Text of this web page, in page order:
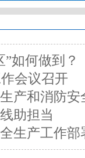
如何做到？
会议召开
产和消防安
助担当
生产工作部